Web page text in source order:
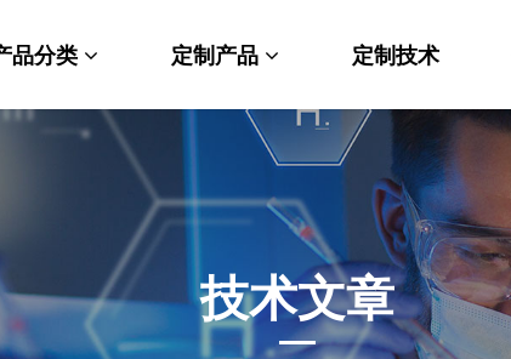
品分类
材料科学
生命科学
发光材料
定制产品
纳米材料定制
PEG衍生物
荧光标记定制
MOF材料定制
定制技术
技术文章